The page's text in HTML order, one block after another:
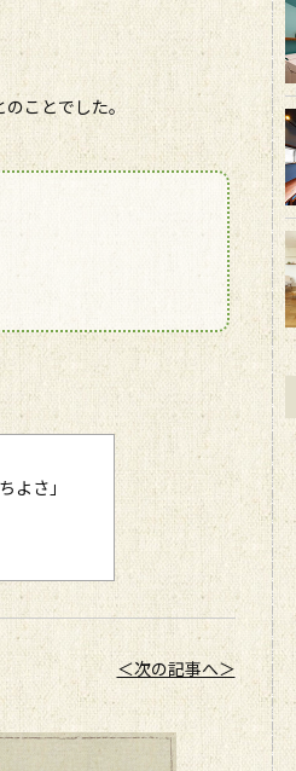
ことでした。
よさ」
＜次の記事へ＞